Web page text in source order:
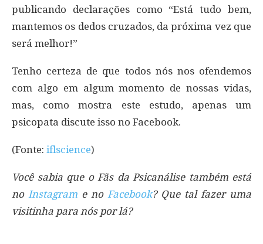
publicando declarações como “Está tudo bem,
mantemos os dedos cruzados, da próxima vez que
será melhor!”
Tenho certeza de que todos nós nos ofendemos
com algo em algum momento de nossas vidas,
mas, como mostra este estudo, apenas um
psicopata discute isso no Facebook.
(Fonte: iflscience)
Você sabia que o Fãs da Psicanálise também está
no Instagrame no Facebook? Que tal fazer uma
visitinha para nós por lá?